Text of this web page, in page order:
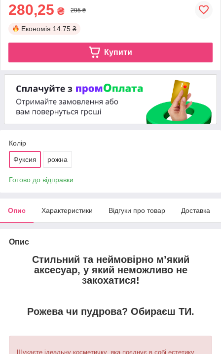
280,25 ₴ 295 ₴
Економія 14.75 ₴
Купити
Колір
Фуксия рожна
Готово до відправки
Опис Характеристики Відгуки про товар Доставка
Опис
Стильний та неймовірно м’який
аксесуар, у який неможливо не
закохатися!
Рожева чи пудрова? Обираєш ТИ.
Шукаєте ідеальну косметичку, яка поєднує в собі естетику